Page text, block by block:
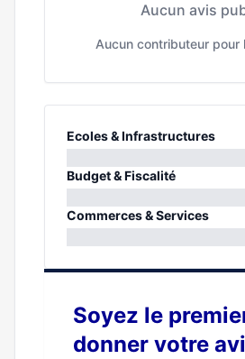
Aucun avis
Aucun contributeur pour
Ecoles & Infrastructures
0%
Budget & Fiscalité
0%
Commerces & Services
Soyez le
donner votre